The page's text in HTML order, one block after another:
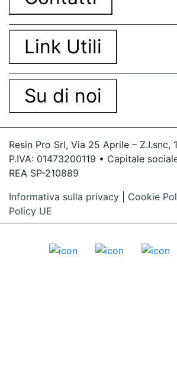
Link Utili
Su di noi
Resin Pro Srl, Via 25 Aprile – Z.I.snc,
P.IVA: 01473200119 • Capitale
REA SP-210889
Informativa sulla privacy
Cookie
Policy UE